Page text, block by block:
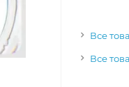
Все
Все